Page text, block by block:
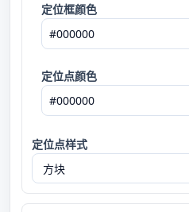
定位框颜色
定位点颜色
定位点样式